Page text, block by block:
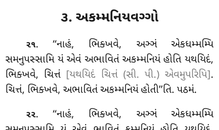
૩. અકમ્મનિયવગ્ગો
૨૧. ‘‘નાહં, ભિક્ખવે, અઞ્ઞં એકધમ્મમ્પિ
સમનુપસ્સામિ યં એવં અભાવિતં અકમ્મનિયં હોતિ યથયિદં,
ભિક્ખવે, ચિત્તં [યથયિદં ચિત્તં (સી. પી.) એવમુપરિપિ].
ચિત્તં, ભિક્ખવે, અભાવિતં અકમ્મનિયં હોતી’’તિ. પઠમં.
૨૨. ‘‘નાહં, ભિક્ખવે, અઞ્ઞં એકધમ્મમ્પિ